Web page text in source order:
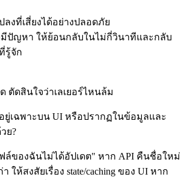
ลงที่เสี่ยงได้อย่างปลอดภัย
มีปัญหา ให้ย้อนกลับในไม่กี่วินาทีและกลับ
รู้จัก
ตัดสินใจว่าเลเยอร์ไหนล้ม
ยู่เฉพาะบน UI หรือปรากฏในข้อมูลและ
ย?
ล์ของฉันไม่ได้อัปเดต" หาก API คืนชื่อใหม่
ให้สงสัยเรื่อง state/caching ของ UI หาก